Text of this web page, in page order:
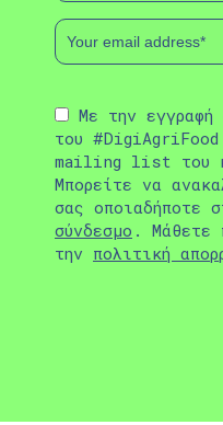
Με την
του #DigiAgriFood
mailing list του
Μπορείτε να
σας οποιαδήποτε
σύνδεσμο . Μάθετε
την πολιτική